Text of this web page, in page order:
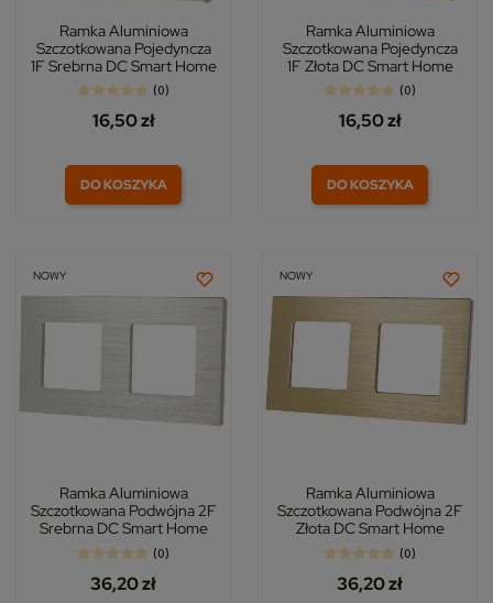
Ramka Aluminiowa
Szczotkowana Pojedyncza
1F Srebrna DC Smart Home
(0)
16,50 zł
DO KOSZYKA
Ramka Aluminiowa
Szczotkowana Pojedyncza
1F Złota DC Smart Home
(0)
16,50 zł
DO KOSZYKA
NOWY
Ramka Aluminiowa
Szczotkowana Podwójna 2F
Srebrna DC Smart Home
(0)
36,20 zł
NOWY
Ramka Aluminiowa
Szczotkowana Podwójna 2F
Złota DC Smart Home
(0)
36,20 zł